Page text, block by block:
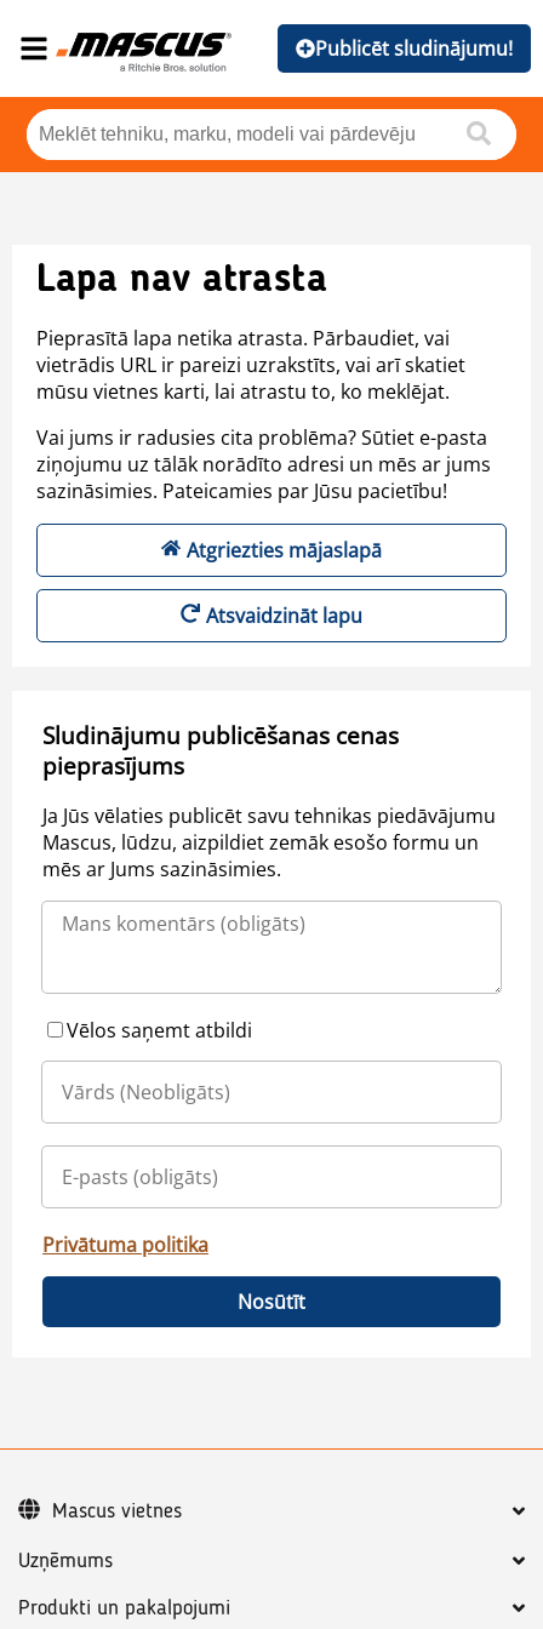
Publicēt sludinājumu!
Lapa nav atrasta
Pieprasītā lapa netika atrasta. Pārbaudiet, vai
vietrādis URL ir pareizi uzrakstīts, vai arī skatiet
mūsu vietnes karti, lai atrastu to, ko meklējat.
Vai jums ir radusies cita problēma? Sūtiet e-pasta
ziņojumu uz tālāk norādīto adresi un mēs ar jums
sazināsimies. Pateicamies par Jūsu pacietību!
Atgriezties mājaslapā
Atsvaidzināt lapu
Sludinājumu publicēšanas cenas
pieprasījums
Ja Jūs vēlaties publicēt savu tehnikas piedāvājumu
Mascus, lūdzu, aizpildiet zemāk esošo formu un
mēs ar Jums sazināsimies.
Vēlos saņemt atbildi
Privātuma politika
Nosūtīt
Uzņēmums
Produkti un pakalpojumi
Mascus vietnes